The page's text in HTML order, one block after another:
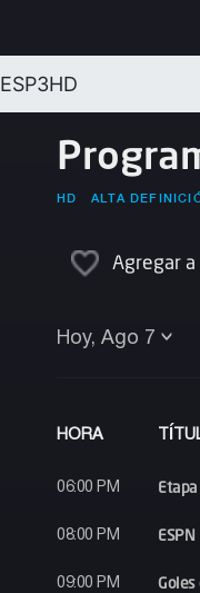
ESP3HD
HD ALTA
Agregar
Hoy, Ago 7
HORA
06:00 PM
08:00 PM
09:00 PM